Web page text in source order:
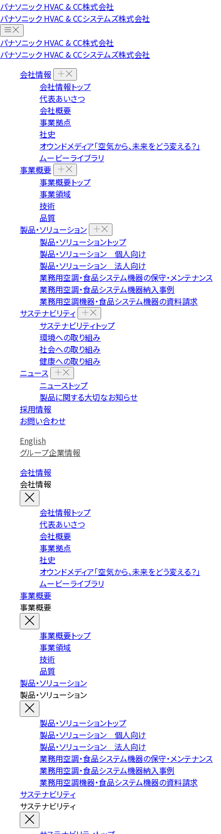
パナソニック HVAC & CC株式会社
パナソニック HVAC & CCシステムズ株式会社
パナソニック HVAC & CC株式会社
パナソニック HVAC & CCシステムズ株式会社
会社情報
会社情報トップ
代表あいさつ
会社概要
事業拠点
社史
オウンドメディア「空気から、未来をどう変える？」
ムービーライブラリ
事業概要
事業概要トップ
事業領域
技術
品質
製品・ソリューション
製品・ソリューショントップ
製品・ソリューション 個人向け
製品・ソリューション 法人向け
業務用空調・食品システム機器の保守・メンテナンス
業務用空調・食品システム機器納入事例
業務用空調機器・食品システム機器の資料請求
サステナビリティ
サステナビリティトップ
環境への取り組み
社会への取り組み
健康への取り組み
ニュース
ニューストップ
製品に関する大切なお知らせ
採用情報
お問い合わせ
English
グループ企業情報
会社情報
会社情報
会社情報トップ
代表あいさつ
会社概要
事業拠点
社史
オウンドメディア「空気から、未来をどう変える？」
ムービーライブラリ
事業概要
事業概要
事業概要トップ
事業領域
技術
品質
製品・ソリューション
製品・ソリューション
製品・ソリューショントップ
製品・ソリューション 個人向け
製品・ソリューション 法人向け
業務用空調・食品システム機器の保守・メンテナンス
業務用空調・食品システム機器納入事例
業務用空調機器・食品システム機器の資料請求
サステナビリティ
サステナビリティ